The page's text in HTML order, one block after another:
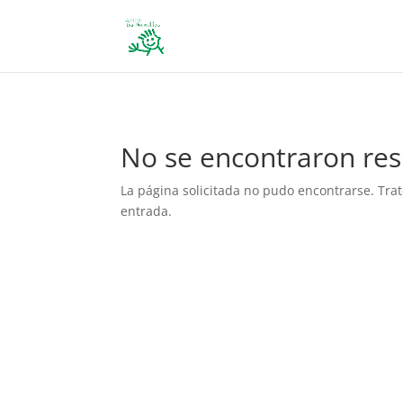
No se encontraron
La página solicitada no pudo encontrarse.
entrada.